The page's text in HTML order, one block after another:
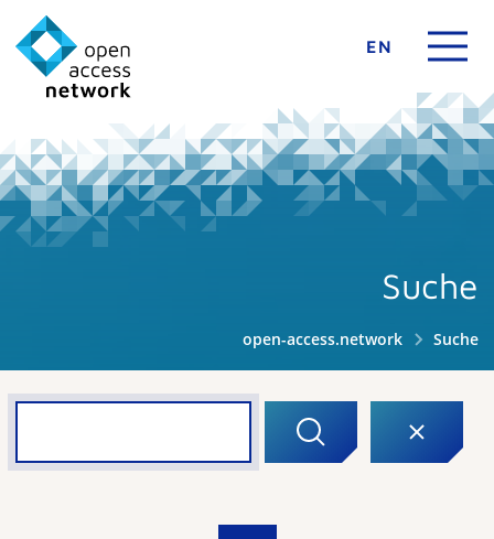
EN
Suche
open-access.network Suche